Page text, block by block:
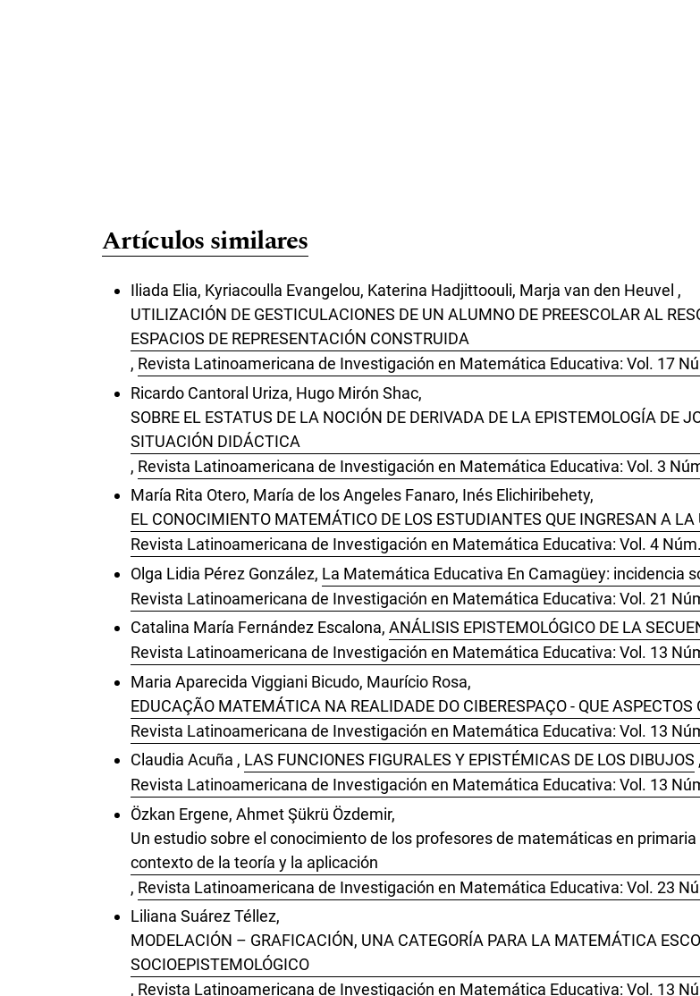
Artículos similares
Iliada Elia, Kyriacoulla Evangelou, Katerina Hadjittoouli, Marja van den Heuvel ,
UTILIZACIÓN DE GESTICULACIONES DE UN ALUMNO DE PREESCOLAR AL
ESPACIOS DE REPRESENTACIÓN CONSTRUIDA
, Revista Latinoamericana de Investigación en Matemática Educativa: Vol. 17
Ricardo Cantoral Uriza, Hugo Mirón Shac,
SOBRE EL ESTATUS DE LA NOCIÓN DE DERIVADA DE LA EPISTEMOLOGÍA DE
SITUACIÓN DIDÁCTICA
, Revista Latinoamericana de Investigación en Matemática Educativa: Vol. 3
María Rita Otero, María de los Angeles Fanaro, Inés Elichiribehety,
EL CONOCIMIENTO MATEMÁTICO DE LOS ESTUDIANTES QUE INGRESAN A LA
Revista Latinoamericana de Investigación en Matemática Educativa: Vol. 4
Olga Lidia Pérez González, La Matemática Educativa En Camagüey: incidencia
Revista Latinoamericana de Investigación en Matemática Educativa: Vol. 21
Catalina María Fernández Escalona, ANÁLISIS EPISTEMOLÓGICO DE LA
Revista Latinoamericana de Investigación en Matemática Educativa: Vol. 13
Maria Aparecida Viggiani Bicudo, Maurício Rosa,
EDUCAÇÃO MATEMÁTICA NA REALIDADE DO CIBERESPAÇO - QUE
Revista Latinoamericana de Investigación en Matemática Educativa: Vol. 13
Claudia Acuña , LAS FUNCIONES FIGURALES Y EPISTÉMICAS DE LOS DIBUJOS ,
Revista Latinoamericana de Investigación en Matemática Educativa: Vol. 13
Özkan Ergene, Ahmet Şükrü Özdemir,
Un estudio sobre el conocimiento de los profesores de matemáticas en
contexto de la teoría y la aplicación
, Revista Latinoamericana de Investigación en Matemática Educativa: Vol. 23
Liliana Suárez Téllez,
MODELACIÓN – GRAFICACIÓN, UNA CATEGORÍA PARA LA MATEMÁTICA
SOCIOEPISTEMOLÓGICO
, Revista Latinoamericana de Investigación en Matemática Educativa: Vol. 13